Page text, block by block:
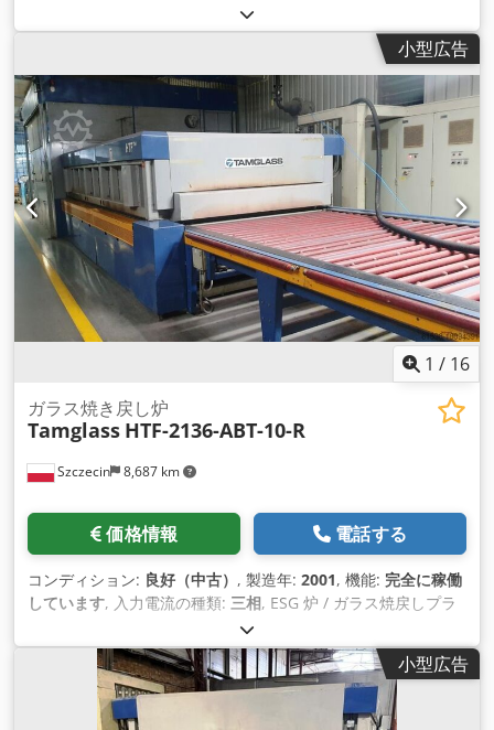
小型広告
1 / 16
Szczecin 8,687 km
ガラス焼き戻し炉
Tamglass HTF-2136-ABT-10-R
価格情報 電話する
コンディション: 良好（中古） , 製造年: 2001, 機能: 完全に稼働
しています, 入力電流の種類: 三相, ESG 炉 / ガラス焼戻しプラ
ント タムグラス、HTF-2136-ABT-10-R 3.8 - 19 mm、2100 x
3600 mm、右-左 建設年: 2001. Chsdpfx Ajvkhl Doftsa 防音キ
ャビン付き 400 V、50 Hz、総出力: 800 kW (ヒーター 470
kW、モーター 330 kW) 技術的に良好な状態。ご見学はご相談
に応じます。
小型広告